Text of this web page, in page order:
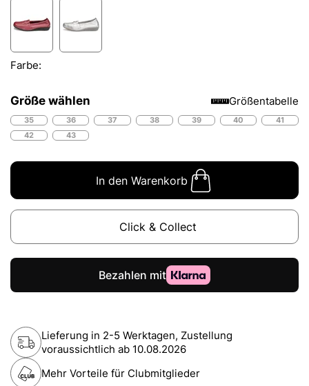
Farbe:
Größe wählen Größentabelle
35 36 37 38 39 40
41
42
43
In den Warenkorb
Click & Collect
Lieferung in 2-5 Werktagen, Zustellung
voraussichtlich ab 10.08.2026
Mehr Vorteile für Clubmitglieder